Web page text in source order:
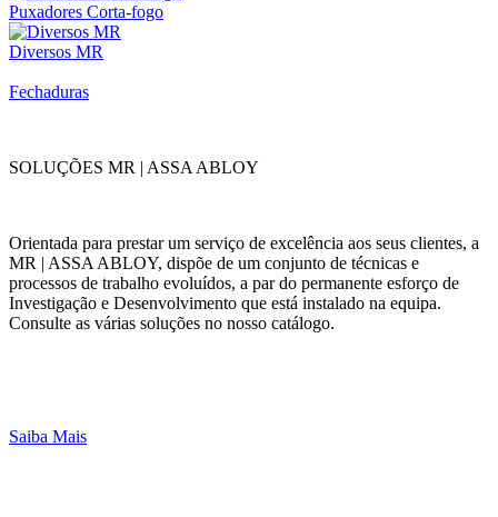
Puxadores Corta-fogo
Diversos MR
Fechaduras
SOLUÇÕES MR | ASSA ABLOY
Orientada para prestar um serviço de excelência aos seus clientes, a
MR | ASSA ABLOY, dispõe de um conjunto de técnicas e
processos de trabalho evoluídos, a par do permanente esforço de
Investigação e Desenvolvimento que está instalado na equipa.
Consulte as várias soluções no nosso catálogo.
Saiba Mais